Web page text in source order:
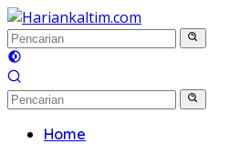
Langsung
ke
konten
Home